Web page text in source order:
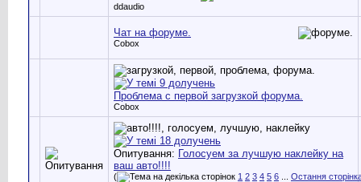
ddaudio
Чат на форуме.
Cobox
Проблема с первой загрузкой форума.
Cobox
Опитування: Голосуем за лучшую наклейку на
ваш авто!!!!
( 1 2 3 4 5 6
Остання